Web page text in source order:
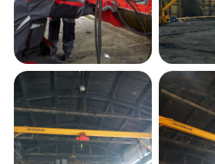
Оставить заявку